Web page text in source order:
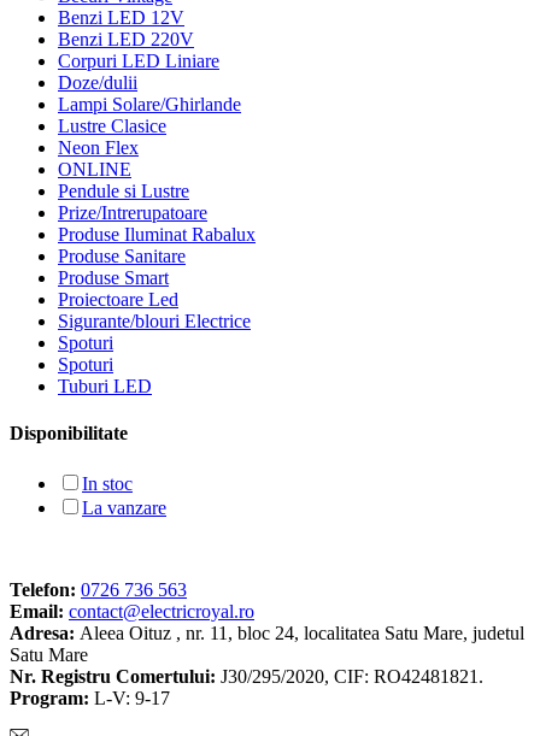
Benzi LED 12V
Benzi LED 220V
Corpuri LED Liniare
Doze/dulii
Lampi Solare/Ghirlande
Lustre Clasice
Neon Flex
ONLINE
Pendule si Lustre
Prize/Intrerupatoare
Produse Iluminat Rabalux
Produse Sanitare
Produse Smart
Proiectoare Led
Sigurante/blouri Electrice
Spoturi
Spoturi
Tuburi LED
Disponibilitate
In stoc
La vanzare
Telefon: 0726 736 563
Email: contact@electricroyal.ro
Adresa: Aleea Oituz , nr. 11, bloc 24, localitatea Satu Mare, judetul
Satu Mare
Nr. Registru Comertului: J30/295/2020, CIF: RO42481821.
Program: L-V: 9-17